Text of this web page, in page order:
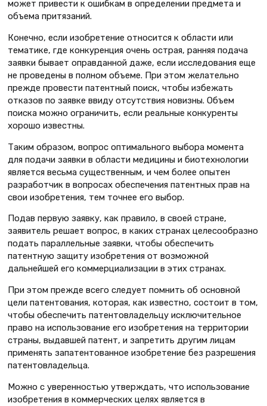
может привести к ошибкам в определении предмета и
объема притязаний.
Конечно, если изобретение относится к области или
тематике, где конкуренция очень острая, ранняя подача
заявки бывает оправданной даже, если исследования еще
не проведены в полном объеме. При этом желательно
прежде провести патентный поиск, чтобы избежать
отказов по заявке ввиду отсутствия новизны. Объем
поиска можно ограничить, если реальные конкуренты
хорошо известны.
Таким образом, вопрос оптимального выбора момента
для подачи заявки в области медицины и биотехнологии
является весьма существенным, и чем более опытен
разработчик в вопросах обеспечения патентных прав на
свои изобретения, тем точнее его выбор.
Подав первую заявку, как правило, в своей стране,
заявитель решает вопрос, в каких странах целесообразно
подать параллельные заявки, чтобы обеспечить
патентную защиту изобретения от возможной
дальнейшей его коммерциализации в этих странах.
При этом прежде всего следует помнить об основной
цели патентования, которая, как известно, состоит в том,
чтобы обеспечить патентовладельцу исключительное
право на использование его изобретения на территории
страны, выдавшей патент, и запретить другим лицам
применять запатентованное изобретение без разрешения
патентовладельца.
Можно с уверенностью утверждать, что использование
изобретения в коммерческих целях является в